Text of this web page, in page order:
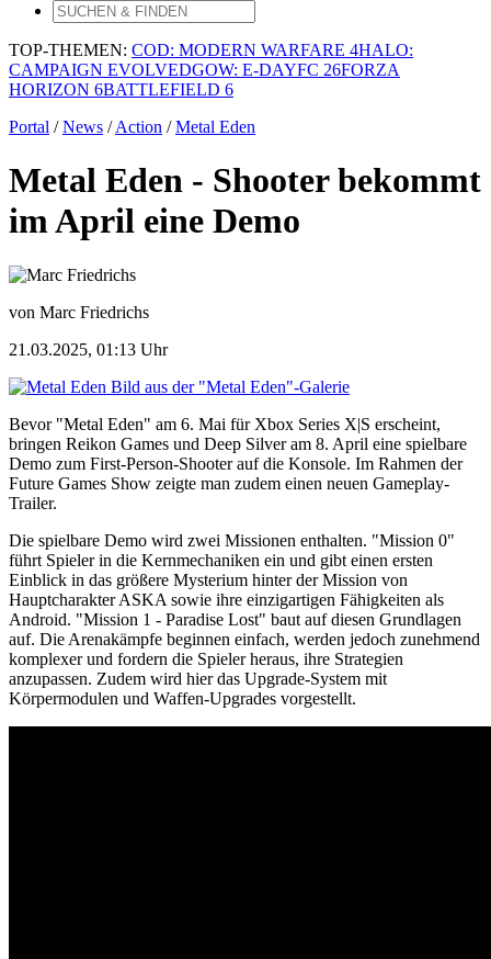
TOP-THEMEN: COD: MODERN WARFARE 4HALO:
CAMPAIGN EVOLVEDGOW: E-DAYFC 26FORZA
HORIZON 6BATTLEFIELD 6
Portal /News /Action /Metal Eden
Metal Eden - Shooter bekommt
im April eine Demo
von Marc Friedrichs
21.03.2025, 01:13 Uhr
Bild aus der "Metal Eden"-Galerie
Bevor "Metal Eden" am 6. Mai für Xbox Series X|S erscheint,
bringen Reikon Games und Deep Silver am 8. April eine spielbare
Demo zum First-Person-Shooter auf die Konsole. Im Rahmen der
Future Games Show zeigte man zudem einen neuen Gameplay-
Trailer.
Die spielbare Demo wird zwei Missionen enthalten. "Mission 0"
führt Spieler in die Kernmechaniken ein und gibt einen ersten
Einblick in das größere Mysterium hinter der Mission von
Hauptcharakter ASKA sowie ihre einzigartigen Fähigkeiten als
Android. "Mission 1 - Paradise Lost" baut auf diesen Grundlagen
auf. Die Arenakämpfe beginnen einfach, werden jedoch zunehmend
komplexer und fordern die Spieler heraus, ihre Strategien
anzupassen. Zudem wird hier das Upgrade-System mit
Körpermodulen und Waffen-Upgrades vorgestellt.